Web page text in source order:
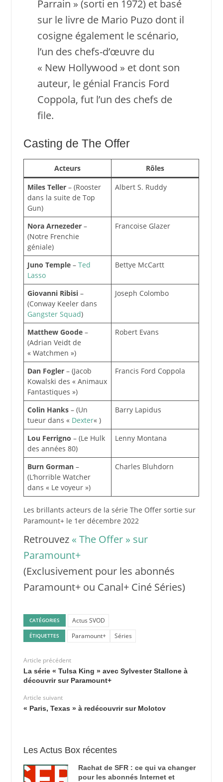
Parrain » (sorti en 1972) et basé
sur le livre de Mario Puzo dont il
cosigne également le scénario,
l’un des chefs-d’œuvre du
« New Hollywood » et dont son
auteur, le génial Francis Ford
Coppola, fut l’un des chefs de
file.
Casting de The Offer
Acteurs
Rôles
Miles Teller– (Rooster
dans la suite de Top
Gun)
Albert S. Ruddy
Nora Arnezeder–
(Notre Frenchie
géniale)
Francoise Glazer
Juno Temple– Ted
Lasso
Bettye McCartt
Giovanni Ribisi–
(Conway Keeler dans
Gangster Squad)
Joseph Colombo
Matthew Goode–
(Adrian Veidt de
« Watchmen »)
Robert Evans
Dan Fogler– (Jacob
Kowalski des « Animaux
Fantastiques »)
Francis Ford Coppola
Colin Hanks– (Un
tueur dans « Dexter« )
Barry Lapidus
Lou Ferrigno – (Le Hulk
des années 80)
Lenny Montana
Burn Gorman–
(L’horrible Watcher
dans « Le voyeur »)
Charles Bluhdorn
Les brillants acteurs de la série The Offer sortie sur
Paramount+ le 1er décembre 2022
Retrouvez « The Offer » sur
Paramount+
(Exclusivement pour les abonnés
Paramount+ ou Canal+ Ciné Séries)
CATÉGORIES Actus SVOD
ÉTIQUETTES Paramount+ Séries
Article précédent
La série « Tulsa King » avec Sylvester Stallone à
découvrir sur Paramount+
Article suivant
« Paris, Texas » à redécouvrir sur Molotov
Les Actus Box récentes
Rachat de SFR : ce qui va changer
pour les abonnés Internet et